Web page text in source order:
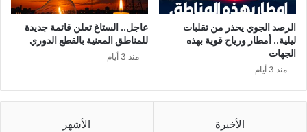
الرصد الجوي يحذر من تقلبات
ليلية.. أمطار ورياح قوية بهذه
الجهات
منذ 3 أيام
عاجل.. الستاغ تعلن قائمة جديدة
للمناطق المعنية بالقطع الدوري
منذ 3 أيام
الأخيرة الأشهر